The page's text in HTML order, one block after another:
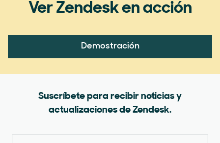
Ver Zendesk en acción
Demostración
Suscríbete para recibir noticias y
actualizaciones de Zendesk.